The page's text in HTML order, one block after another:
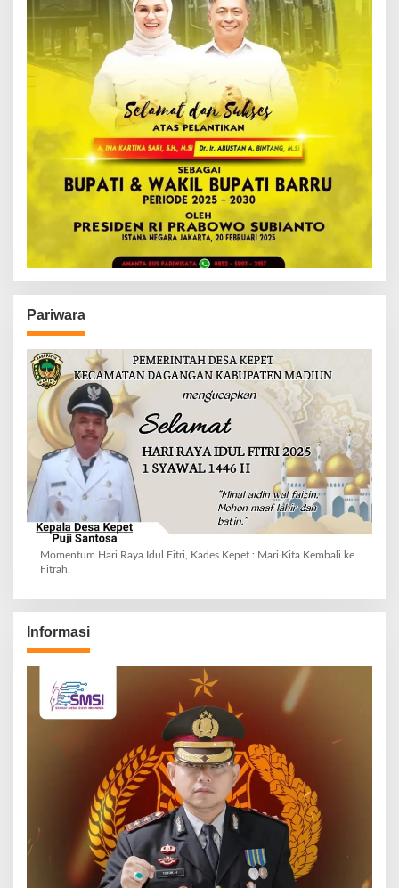
Pariwara
Momentum Hari Raya Idul Fitri, Kades Kepet : Mari Kita Kembali ke
Fitrah.
Informasi